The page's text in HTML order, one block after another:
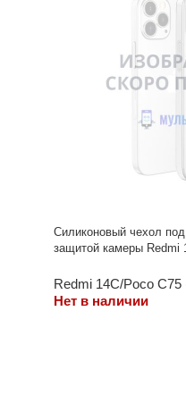
Силиконовый чехол
защитой камеры Redmi
Redmi 14C/Poco
Нет в наличии